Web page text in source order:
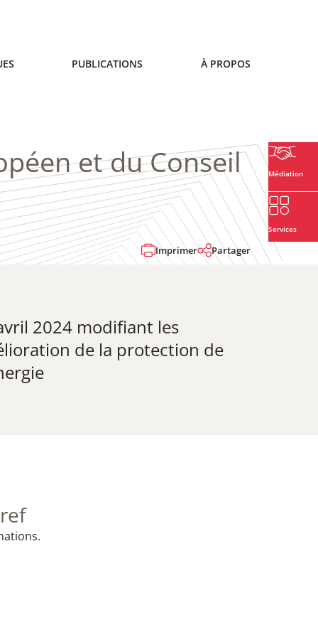
PUBLICATIONS À PROPOS
Médiation
Services
et du Conseil
Imprimer Partager
2024 modifiant les
de la protection de